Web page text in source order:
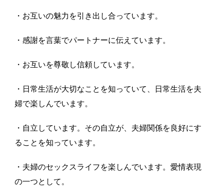
・お互いの魅力を引き出し合っています。
・感謝を言葉でパートナーに伝えています。
・お互いを尊敬し信頼しています。
・日常生活が大切なことを知っていて、日常生活を夫
婦で楽しんでいます。
・自立しています。その自立が、夫婦関係を良好にす
ることを知っています。
・夫婦のセックスライフを楽しんでいます。愛情表現
の一つとして。